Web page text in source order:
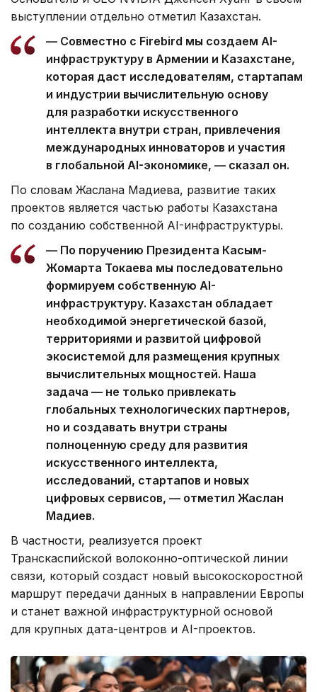
выступлении отдельно отметил Казахстан.
— Совместно с Firebird мы создаем AI-
инфраструктуру в Армении и Казахстане,
которая даст исследователям, стартапам
и индустрии вычислительную основу
для разработки искусственного
интеллекта внутри стран, привлечения
международных инноваторов и участия
в глобальной AI-экономике, — сказал он.
По словам Жаслана Мадиева, развитие таких
проектов является частью работы Казахстана
по созданию собственной AI-инфраструктуры.
— По поручению Президента Касым-
Жомарта Токаева мы последовательно
формируем собственную AI-
инфраструктуру. Казахстан обладает
необходимой энергетической базой,
территориями и развитой цифровой
экосистемой для размещения крупных
вычислительных мощностей. Наша
задача — не только привлекать
глобальных технологических партнеров,
но и создавать внутри страны
полноценную среду для развития
искусственного интеллекта,
исследований, стартапов и новых
цифровых сервисов, — отметил Жаслан
Мадиев.
В частности, реализуется проект
Транскаспийской волоконно-оптической линии
связи, который создаст новый высокоскоростной
маршрут передачи данных в направлении Европы
и станет важной инфраструктурной основой
для крупных дата-центров и AI-проектов.